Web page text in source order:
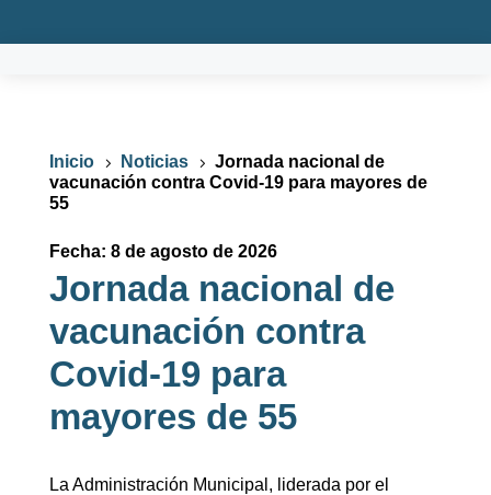
Inicio 5 Noticias 5 Jornada nacional de
vacunación contra Covid-19 para mayores de
55
Fecha: 8 de agosto de 2026
Jornada nacional de
vacunación contra
Covid-19 para
mayores de 55
La Administración Municipal, liderada por el